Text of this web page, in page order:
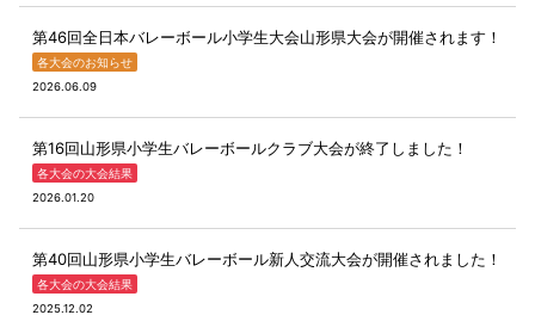
第46回全日本バレーボール小学生大会山形県大会が開催されます！
各大会のお知らせ
2026.06.09
第16回山形県小学生バレーボールクラブ大会が終了しました！
各大会の大会結果
2026.01.20
第40回山形県小学生バレーボール新人交流大会が開催されました！
各大会の大会結果
2025.12.02